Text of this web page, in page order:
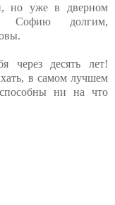
но уже в дверном
Софию долгим,
через десять лет!
в самом лучшем
ни на что